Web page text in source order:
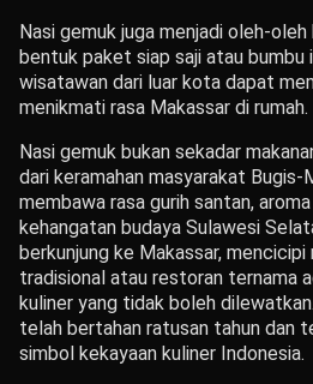
Nasi gemuk juga menjadi oleh-
bentuk paket siap saji atau bumbu
wisatawan dari luar kota dapat
menikmati rasa Makassar di rumah.
Nasi gemuk bukan sekadar
dari keramahan masyarakat Bugis-
membawa rasa gurih santan,
kehangatan budaya Sulawesi
berkunjung ke Makassar, mencicipi
tradisional atau restoran ternama
kuliner yang tidak boleh
telah bertahan ratusan tahun dan
simbol kekayaan kuliner Indonesia.